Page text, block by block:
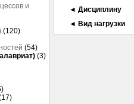
и
(120)
(54)
(3)
◄ Дисциплину
◄ Вид нагрузки